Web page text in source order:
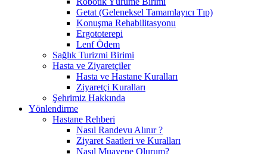
Getat (Geleneksel Tamamlayıcı Tıp)
Konuşma Rehabilitasyonu
Ergototerepi
Lenf Ödem
Sağlık Turizmi Birimi
Hasta ve Ziyaretçiler
Hasta ve Hastane Kuralları
Ziyaretçi Kuralları
Şehrimiz Hakkında
Yönlendirme
Hastane Rehberi
Nasıl Randevu Alınır ?
Ziyaret Saatleri ve Kuralları
Nasıl Muayene Olurum?